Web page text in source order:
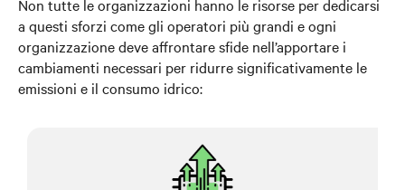
Non tutte le organizzazioni hanno le risorse per dedicarsi
a questi sforzi come gli operatori più grandi e ogni
organizzazione deve affrontare sfide nell’apportare i
cambiamenti necessari per ridurre significativamente le
emissioni e il consumo idrico: